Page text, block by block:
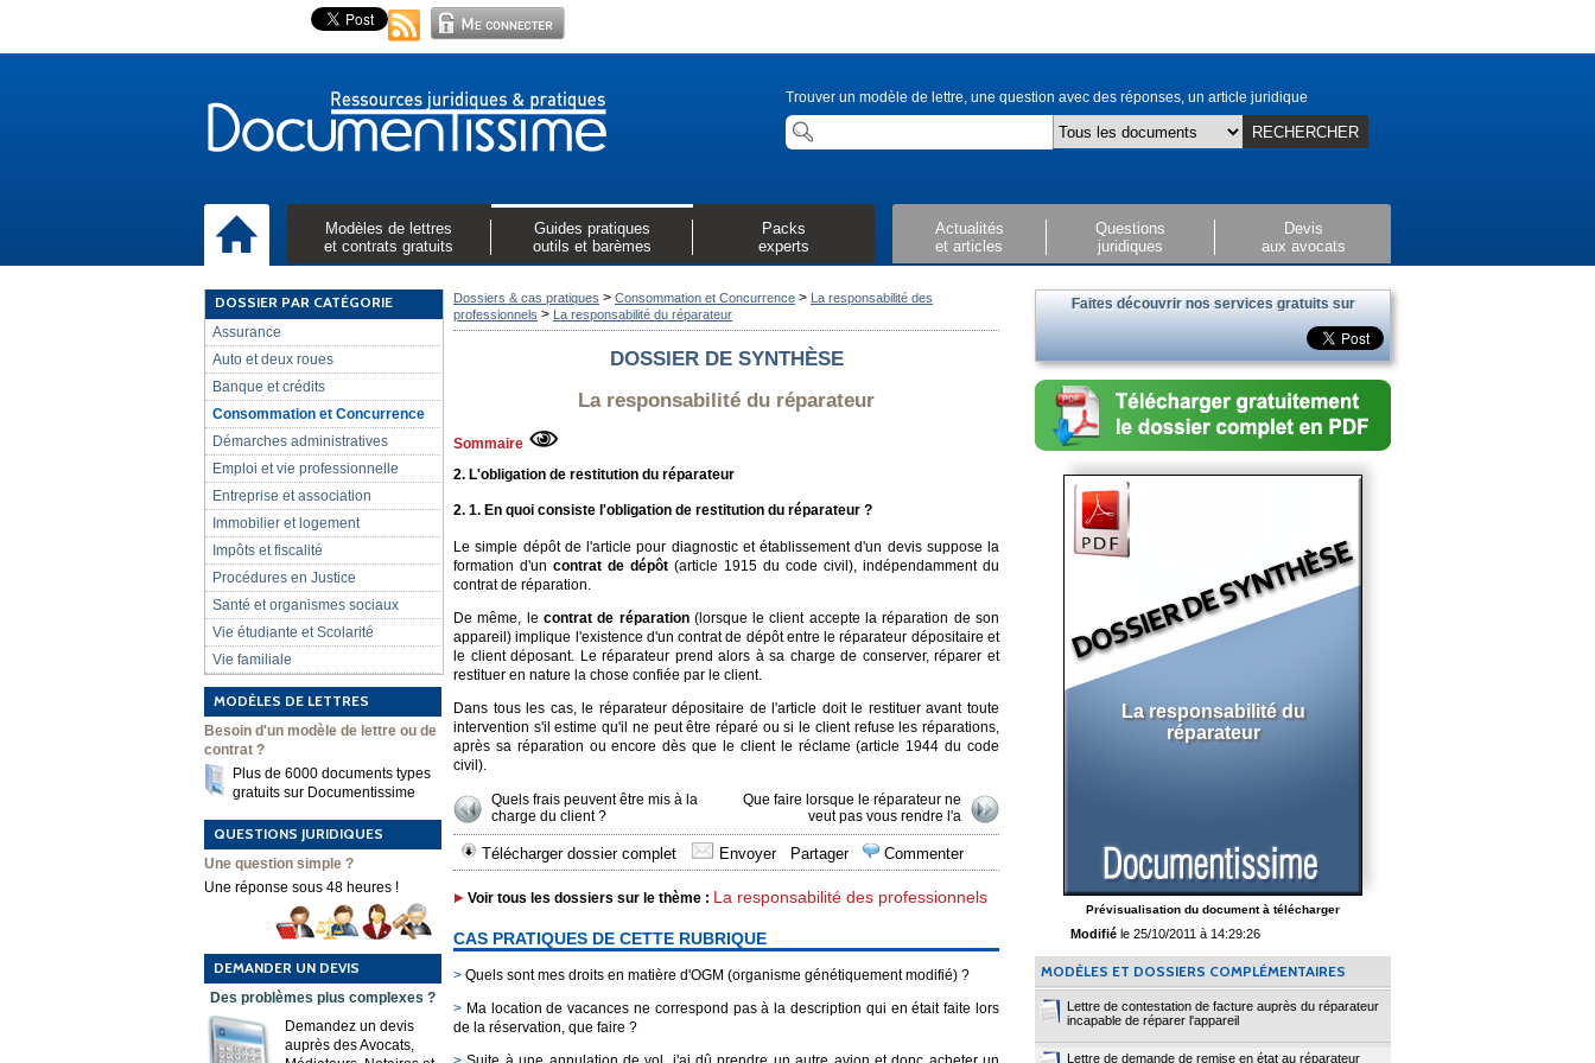
Trouver un modèle de lettre, une question avec des réponses, un article juridique
RECHERCHER
Modèles de lettres
et contrats gratuits
Guides pratiques
outils et barèmes
Packs
experts
Actualités
et articles
Questions
juridiques
Devis
aux avocats
DOSSIER PAR CATÉGORIE
Assurance
Auto et deux roues
Banque et crédits
Consommation et Concurrence
Démarches administratives
Emploi et vie professionnelle
Entreprise et association
Immobilier et logement
Impôts et fiscalité
Procédures en Justice
Santé et organismes sociaux
Vie étudiante et Scolarité
Vie familiale
MODÈLES DE LETTRES
Besoin d'un modèle de lettre ou de
contrat ?
Plus de 6000 documents types
gratuits sur Documentissime
QUESTIONS JURIDIQUES
Une question simple ?
Une réponse sous 48 heures !
DEMANDER UN DEVIS
Des problèmes plus complexes ?
Demandez un devis
auprès des Avocats,
Dossiers & cas pratiques > Consommation et Concurrence > La responsabilité des
professionnels > La responsabilité du réparateur
DOSSIER DE SYNTHÈSE
La responsabilité du réparateur
Sommaire
2. L'obligation de restitution du réparateur
2. 1. En quoi consiste l'obligation de restitution du réparateur ?
Le simple dépôt de l'article pour diagnostic et établissement d'un devis suppose la
formation d'un contrat de dépôt (article 1915 du code civil), indépendamment du
contrat de réparation.
De même, le contrat de réparation(lorsque le client accepte la réparation de son
appareil) implique l'existence d'un contrat de dépôt entre le réparateur dépositaire et
le client déposant. Le réparateur prend alors à sa charge de conserver, réparer et
restituer en nature la chose confiée par le client.
Dans tous les cas, le réparateur dépositaire de l'article doit le restituer avant toute
intervention s'il estime qu'il ne peut être réparé ou si le client refuse les réparations,
après sa réparation ou encore dès que le client le réclame (article 1944 du code
civil).
Quels frais peuvent être mis à la
charge du client ?
Que faire lorsque le réparateur ne
veut pas vous rendre l'a
Télécharger dossier complet Envoyer Partager Commenter
Voir tous les dossiers sur le thème : La responsabilité des professionnels
CAS PRATIQUES DE CETTE RUBRIQUE
> Quels sont mes droits en matière d'OGM (organisme génétiquement modifié) ?
> Ma location de vacances ne correspond pas à la description qui en était faite lors
de la réservation, que faire ?
Faites découvrir nos services gratuits sur
La responsabilité du
réparateur
Prévisualisation du document à télécharger
Modifié le 25/10/2011 à 14:29:26
MODÈLES ET DOSSIERS COMPLÉMENTAIRES
Lettre de contestation de facture auprès du réparateur
incapable de réparer l'appareil
Lettre de demande de remise en état au réparateur